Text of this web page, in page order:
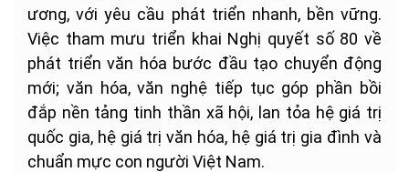
ương, với yêu cầu phát triển nhanh, bền vững.
Việc tham mưu triển khai Nghị quyết số 80 về
phát triển văn hóa bước đầu tạo chuyển động
mới; văn hóa, văn nghệ tiếp tục góp phần bồi
đắp nền tảng tinh thần xã hội, lan tỏa hệ giá trị
quốc gia, hệ giá trị văn hóa, hệ giá trị gia đình và
chuẩn mực con người Việt Nam.